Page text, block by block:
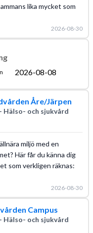
lika mycket som
2026-08-30
2026-08-08
Åre/Järpen
Hälso- och sjukvård
miljö med en
Här får du känna dig
som verkligen räknas:
2026-08-30
Campus
Hälso- och sjukvård